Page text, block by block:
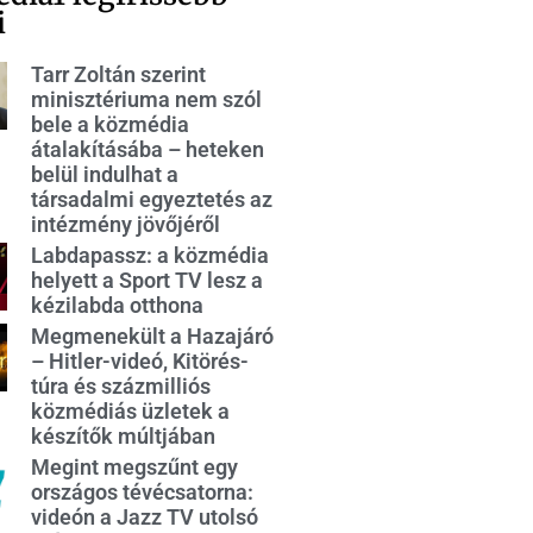
Tarr Zoltán szerint
minisztériuma nem szól
bele a közmédia
átalakításába – heteken
belül indulhat a
társadalmi egyeztetés az
intézmény jövőjéről
Labdapassz: a közmédia
helyett a Sport TV lesz a
kézilabda otthona
Megmenekült a Hazajáró
– Hitler-videó, Kitörés-
túra és százmilliós
közmédiás üzletek a
készítők múltjában
Megint megszűnt egy
országos tévécsatorna:
videón a Jazz TV utolsó